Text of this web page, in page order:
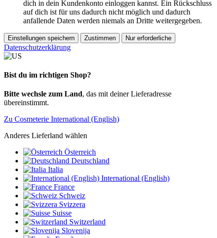
dich in dein Kundenkonto einloggen kannst. Ein Rückschluss
auf dich ist für uns dadurch nicht möglich und dadurch
anfallende Daten werden niemals an Dritte weitergegeben.
Einstellungen speichern Zustimmen Nur erforderliche
Datenschutzerklärung
Bist du im richtigen Shop?
Bitte wechsle zum Land, das mit deiner Lieferadresse
übereinstimmt.
Zu Cosmeterie International (English)
Anderes Lieferland wählen
Österreich
Deutschland
Italia
International (English)
France
Schweiz
Svizzera
Suisse
Switzerland
Slovenija